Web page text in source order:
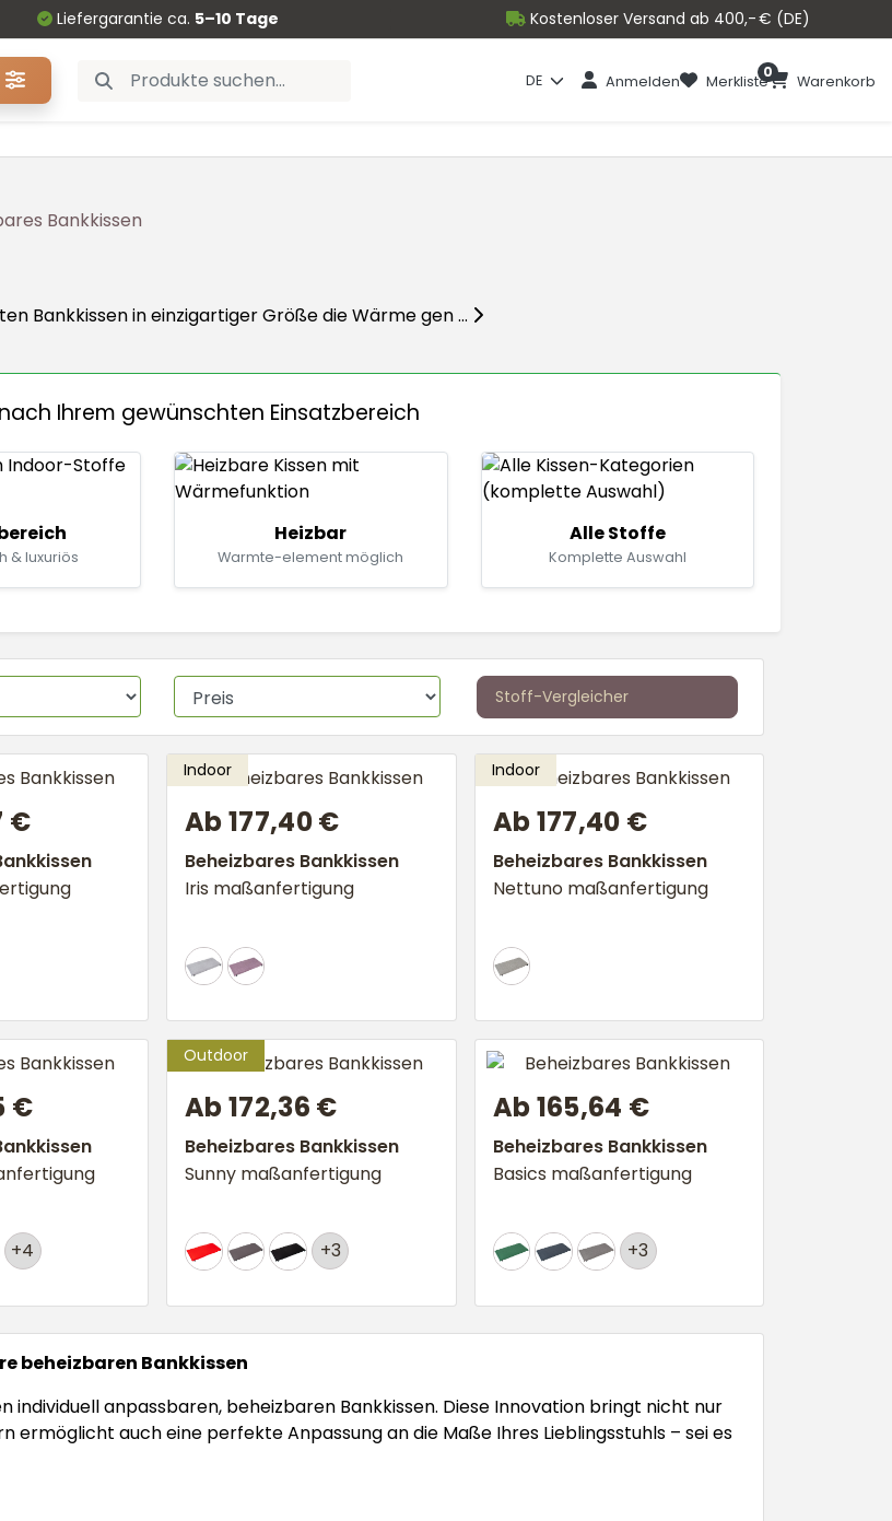
Liefergarantie ca. 5–10 Tage Kostenloser Versand ab 400,- € (DE)
DE Anmelden Merkliste Warenkorb
0
Bankkissen
Bankkissen in einzigartiger Größe die Wärme gen ...
Ihrem gewünschten Einsatzbereich
& luxuriös
Heizbar
Warmte-element möglich
Alle Stoffe
Komplette Auswahl
Stoff-Vergleicher
€ Ab 177,40 €
Beheizbares Bankkissen
Iris maßanfertigung
Ab 177,40 €
Beheizbares Bankkissen
Nettuno maßanfertigung
€
+4
Ab 172,36 €
Beheizbares Bankkissen
Sunny maßanfertigung
+3
Ab 165,64 €
Beheizbares Bankkissen
Basics maßanfertigung
+3
beheizbaren Bankkissen
individuell anpassbaren, beheizbaren Bankkissen. Diese Innovation bringt nicht nur
ermöglicht auch eine perfekte Anpassung an die Maße Ihres Lieblingsstuhls – sei es